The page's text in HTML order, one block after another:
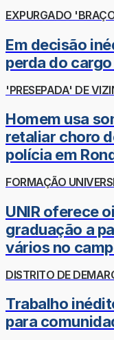
EXPURGADO
Em decisão
perda do
'PRESEPADA' DE
Homem usa
retaliar choro
polícia em
FORMAÇÃO
UNIR oferece
graduação a
vários no
DISTRITO DE
Trabalho
para